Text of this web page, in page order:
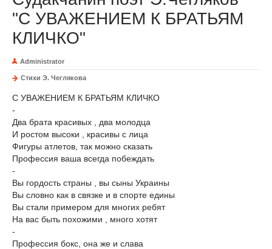
"С УВАЖЕНИЕМ К БРАТЬЯМ
КЛИЧКО"
Administrator
Стихи Э. Чеглякова
С УВАЖЕНИЕМ К БРАТЬЯМ КЛИЧКО
-
Два брата красивых , два молодца
И ростом высоки , красивы с лица
Фигуры атлетов, так можно сказать
Профессия ваша всегда побеждать
-
Вы гордость страны , вы сыны Украины
Вы словно как в связке и в спорте едины
Вы стали примером для многих ребят
На вас быть похожими , много хотят
-
Профессия бокс, она же и слава